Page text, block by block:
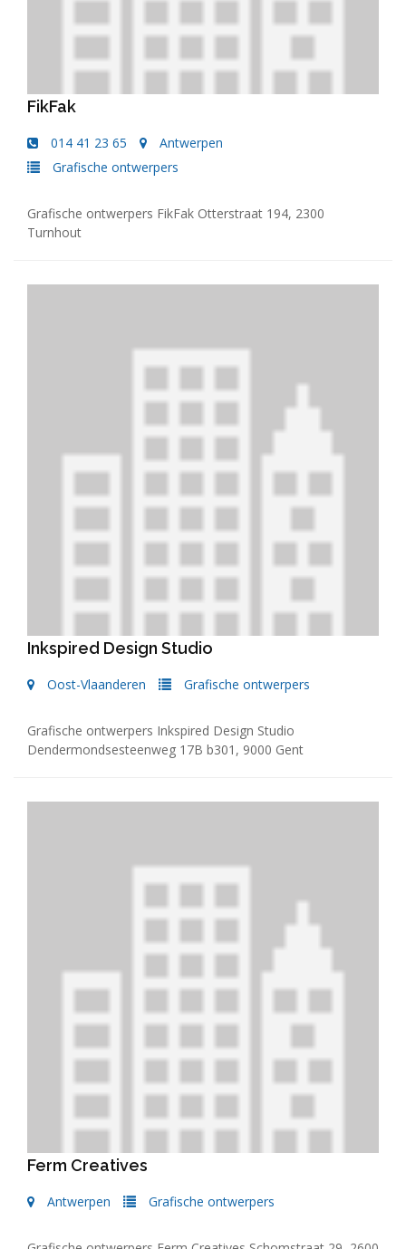
FikFak
014 41 23 65
Antwerpen
Grafische ontwerpers
Grafische ontwerpers FikFak Otterstraat 194, 2300
Turnhout
Inkspired Design Studio
Oost-Vlaanderen Grafische ontwerpers
Grafische ontwerpers Inkspired Design Studio
Dendermondsesteenweg 17B b301, 9000 Gent
Ferm Creatives
Antwerpen Grafische ontwerpers